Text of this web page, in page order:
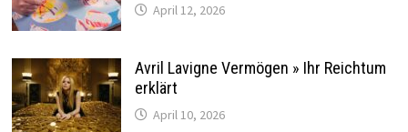
April 12, 2026
Avril Lavigne Vermögen » Ihr Reichtum
erklärt
April 10, 2026